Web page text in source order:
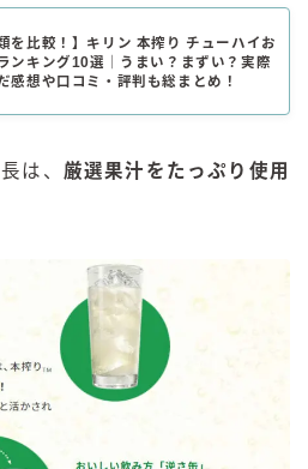
を比較！】キリン 本搾り チューハイお
ンキング10選｜うまい？まずい？実際
感想や口コミ・評判も総まとめ！
は、 厳選果汁をたっぷり使用